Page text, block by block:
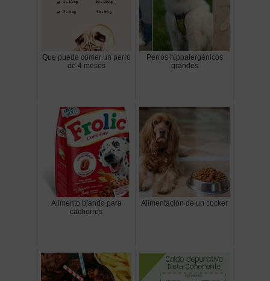
Que puede comer un perro
de 4 meses
Perros hipoalergénicos
grandes
Alimento blando para
cachorros
Alimentacion de un cocker